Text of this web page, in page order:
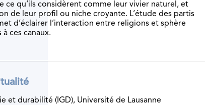
ce qu’ils considèrent comme leur vivier naturel, et
de leur profil ou niche croyante. L’étude des partis
d’éclairer l’interaction entre religions et sphère
ces canaux.
et durabilité (IGD), Université de Lausanne